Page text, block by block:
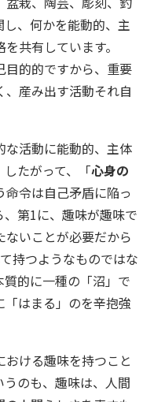
、何かを能動的、主
共有しています。
目的的ですから、重要
産み出す活動それ自
活動に能動的、主体
たがって、「心身の
命令は自己矛盾に陥っ
第1に、趣味が趣味で
いことが必要だから
持つようなものではな
的に一種の「沼」で
はまる」のを辛抱強
ける趣味を持つこと
のも、趣味は、人間